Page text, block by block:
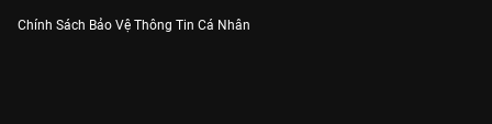
Chính Sách Bảo Vệ Thông Tin Cá Nhân